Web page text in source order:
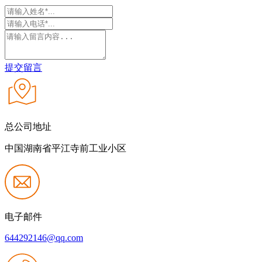
提交留言
总公司地址
中国湖南省平江寺前工业小区
电子邮件
644292146@qq.com